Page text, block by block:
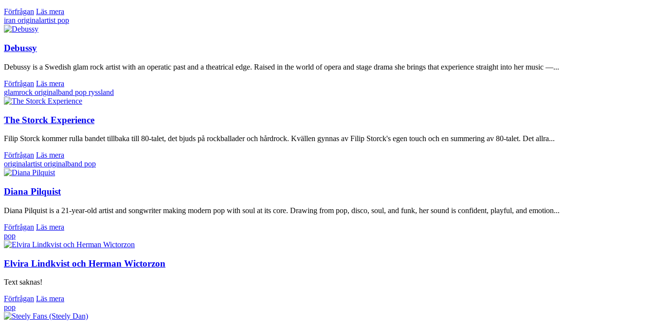
Förfrågan Läs mera
iran originalartistpop
Debussy
Debussy is a Swedish glam rock artist with an operatic past and a theatrical edge. Raised in the world of opera and stage drama she brings that experience straight into her music —...
Förfrågan Läs mera
glamrock originalband pop ryssland
The Storck Experience
Filip Storck kommer rulla bandet tillbaka till 80-talet, det bjuds på rockballader och hårdrock. Kvällen gynnas av Filip Storck's egen touch och en summering av 80-talet. Det allra...
Förfrågan Läs mera
originalartist originalband pop
Diana Pilquist
Diana Pilquist is a 21-year-old artist and songwriter making modern pop with soul at its core. Drawing from pop, disco, soul, and funk, her sound is confident, playful, and emotion...
Förfrågan Läs mera
pop
Elvira Lindkvist och Herman Wictorzon
Text saknas!
Förfrågan Läs mera
pop